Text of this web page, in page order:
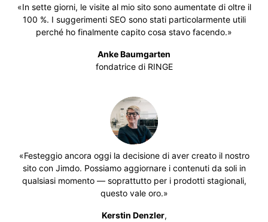
«In sette giorni, le visite al mio sito sono aumentate di oltre il
100 %. I suggerimenti SEO sono stati particolarmente utili
perché ho finalmente capito cosa stavo facendo.»
Anke Baumgarten
fondatrice di RINGE
«Festeggio ancora oggi la decisione di aver creato il nostro
sito con Jimdo. Possiamo aggiornare i contenuti da soli in
qualsiasi momento — soprattutto per i prodotti stagionali,
questo vale oro.»
Kerstin Denzler,